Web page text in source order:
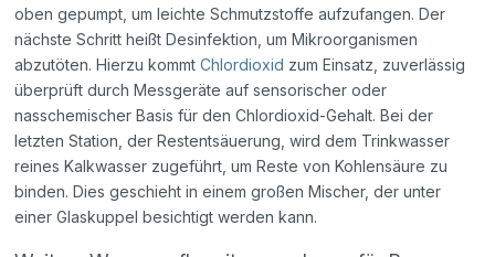
oben gepumpt, um leichte Schmutzstoffe aufzufangen. Der
nächste Schritt heißt Desinfektion, um Mikroorganismen
abzutöten. Hierzu kommtChlordioxid zum Einsatz, zuverlässig
überprüft durch Messgeräte auf sensorischer oder
nasschemischer Basis für den Chlordioxid-Gehalt. Bei der
letzten Station, der Restentsäuerung, wird dem Trinkwasser
reines Kalkwasser zugeführt, um Reste von Kohlensäure zu
binden. Dies geschieht in einem großen Mischer, der unter
einer Glaskuppel besichtigt werden kann.